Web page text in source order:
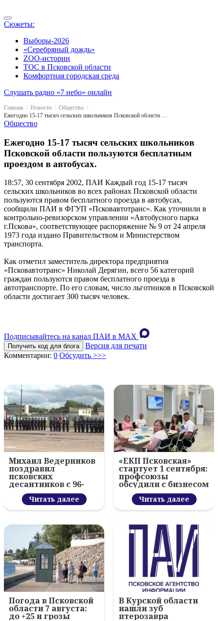
Сюжеты:
Выборы-2026
«Серебряный дождь»
ZOO-истории
ТОС в Псковской области
Комфортная городская среда
Слушать радио «7 небо» онлайн
Главная Новости
Общество
Ежегодно 15-17 тысяч сельских школьников Псковской области пользуются бесплатным проездом в автобусах.
Общество
Ежегодно 15-17 тысяч сельских школьников
Псковской области пользуются бесплатным
проездом в автобусах.
18:57, 30 сентября 2002, ПАИ Каждый год 15-17 тысяч
сельских школьников во всех районах Псковской области
пользуются правом бесплатного проезда в автобусах,
сообщили ПАИ в ФГУП «Псковавтотранс». Как уточнили в
контрольно-ревизорском управлении «Автобусного парка
г.Пскова», соответствующее распоряжение № 9 от 24 апреля
1973 года издано Правительством и Министерством
транспорта.
Как отметил заместитель директора предприятия
«Псковавтотранс» Николай Дерягин, всего 56 категорий
граждан пользуются правом бесплатного проезда в
автотранспорте. По его словам, число льготников в Псковской
области достигает 300 тысяч человек.
Подписывайтесь на канал ПАИ в MAХ
Получить код для блога
Версия для печати
Комментарии: 0 Обсудить >>>
Михаил Ведерников
поздравил
псковских
десантников с 96-
летием ВДВ и
вручил награды
Читать далее
«ЕКП Псковская»
стартует 1 сентября:
профсоюзы
обсудили с бизнесом
новый цифровой
проектЧитать далее
Погода в Псковской
области 7 августа:
до +25 и грозы
В Курской области
нашли зуб
птерозавра